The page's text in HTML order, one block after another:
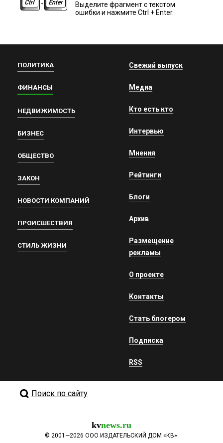
Выделите фрагмент с текстом
ошибки и нажмите Ctrl + Enter.
ПОЛИТИКА
ФИНАНСЫ
НЕДВИЖИМОСТЬ
БИЗНЕС
ОБЩЕСТВО
ЗАКОН
НОВОСТИ КОМПАНИЙ
ПРОИСШЕСТВИЯ
СТИЛЬ ЖИЗНИ
Свежий выпуск
Медиа
Кто есть кто
Интервью
Мнения
Рейтинги
Блоги
Архив
Размещение
рекламы
О проекте
Контакты
Стать блогером
Подписка
RSS
Поиск по сайту
kvnews.ru
© 2001—2026 ООО ИЗДАТЕЛЬСКИЙ ДОМ «КВ».